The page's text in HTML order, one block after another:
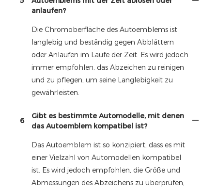
anlaufen?
Die Chromoberfläche des Autoemblems ist
langlebig und beständig gegen Abblättern
oder Anlaufen im Laufe der Zeit. Es wird jedoch
immer empfohlen, das Abzeichen zu reinigen
und zu pflegen, um seine Langlebigkeit zu
gewährleisten.
6
Gibt es bestimmte Automodelle, mit denen
das Autoemblem kompatibel ist?
Das Autoemblem ist so konzipiert, dass es mit
einer Vielzahl von Automodellen kompatibel
ist. Es wird jedoch empfohlen, die Größe und
Abmessungen des Abzeichens zu überprüfen,